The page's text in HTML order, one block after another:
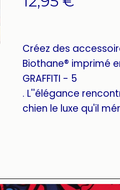
Créez des
Biothane® imprimé
GRAFFITI - 5
. L''élégance
chien le luxe qu'il